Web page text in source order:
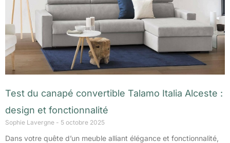
Test du canapé convertible Talamo Italia Alceste :
design et fonctionnalité
Sophie Lavergne 5 octobre 2025
Dans votre quête d’un meuble alliant élégance et fonctionnalité,